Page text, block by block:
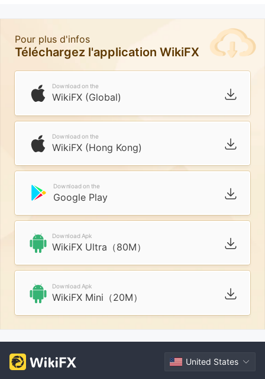
Pour plus d'infos
Téléchargez l'application WikiFX
Download on the
WikiFX (Global)
Download on the
WikiFX (Hong Kong)
Download on the
Google Play
Download Apk
WikiFX Ultra（80M）
Download Apk
WikiFX Mini（20M）
United States